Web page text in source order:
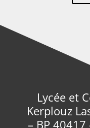
Lycée et
Kerplouz
– BP